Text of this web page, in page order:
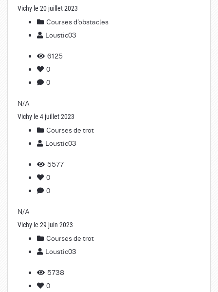
Vichy le 20 juillet 2023
Courses d'obstacles
Loustic03
6125
0
0
N/A
Vichy le 4 juillet 2023
Courses de trot
Loustic03
5577
0
0
N/A
Vichy le 29 juin 2023
Courses de trot
Loustic03
5738
0